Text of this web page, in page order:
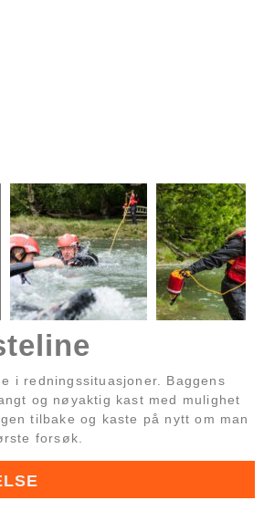
i redningssituasjoner. Baggens
og nøyaktig kast med mulighet
tilbake og kaste på nytt om man
forsøk.